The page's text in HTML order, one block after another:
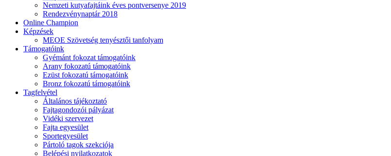
Nemzeti kutyafajtáink éves pontversenye 2019
Rendezvénynaptár 2018
Online Champion
Képzések
MEOE Szövetség tenyésztői tanfolyam
Támogatóink
Gyémánt fokozat támogatóink
Arany fokozatú támogatóink
Ezüst fokozatú támogatóink
Bronz fokozatú támogatóink
Tagfelvétel
Általános tájékoztató
Fajtagondozói pályázat
Vidéki szervezet
Fajta egyesület
Sportegyesület
Pártoló tagok szekciója
Belépési nyilatkozatok